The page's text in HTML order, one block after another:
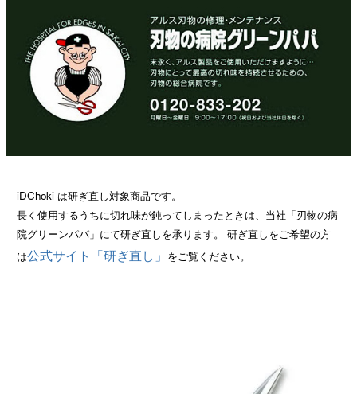
iDChoki は研ぎ直し対象商品です。
長く使用するうちに切れ味が鈍ってしまったときは、当社「刃物の病
院グリーンパパ」にて研ぎ直しを承ります。 研ぎ直しをご希望の方
は公式サイト「研ぎ直し」 をご覧ください。